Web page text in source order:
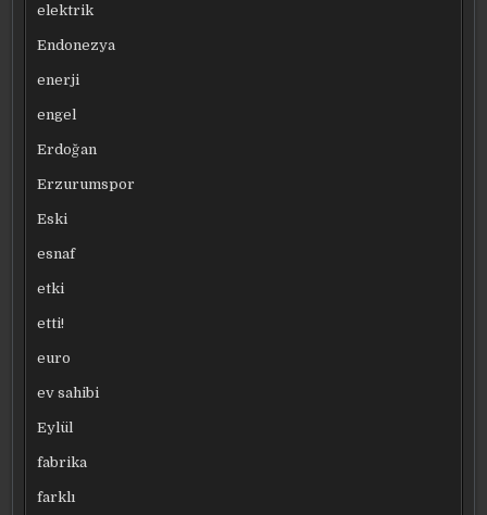
elektrik
Endonezya
enerji
engel
Erdoğan
Erzurumspor
Eski
esnaf
etki
etti!
euro
ev sahibi
Eylül
fabrika
farklı